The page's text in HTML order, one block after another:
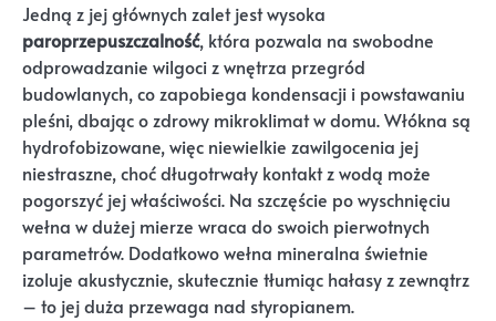
Jedną z jej głównych zalet jest wysoka
paroprzepuszczalność, która pozwala na swobodne
odprowadzanie wilgoci z wnętrza przegród
budowlanych, co zapobiega kondensacji i powstawaniu
pleśni, dbając o zdrowy mikroklimat w domu. Włókna są
hydrofobizowane, więc niewielkie zawilgocenia jej
niestraszne, choć długotrwały kontakt z wodą może
pogorszyć jej właściwości. Na szczęście po wyschnięciu
wełna w dużej mierze wraca do swoich pierwotnych
parametrów. Dodatkowo wełna mineralna świetnie
izoluje akustycznie, skutecznie tłumiąc hałasy z zewnątrz
– to jej duża przewaga nad styropianem.